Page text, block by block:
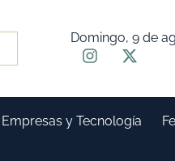
Domingo, 9 de
Empresas y Tecnología